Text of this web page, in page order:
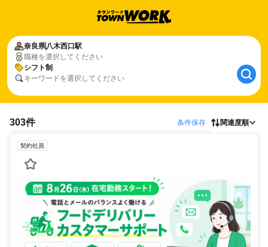
奈良県八木西口駅
職種を選択してください
シフト制
キーワードを選択してください
303件 条件保存 関連度順
契約社員